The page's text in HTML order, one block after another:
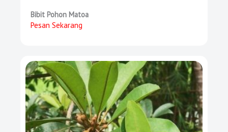
Bibit Pohon Matoa
Pesan Sekarang